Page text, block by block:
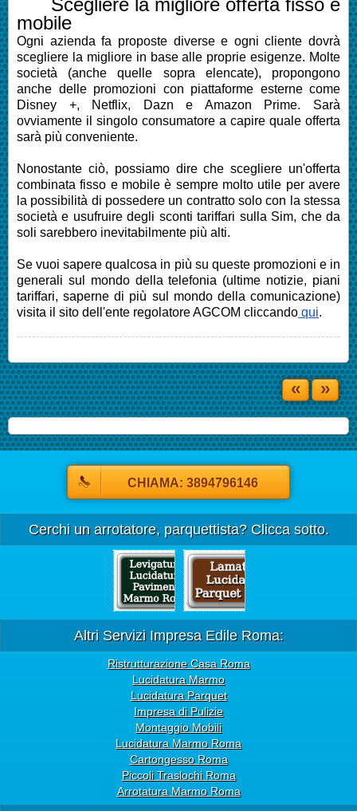
Scegliere la migliore offerta fisso e
mobile
Ogni azienda fa proposte diverse e ogni cliente dovrà
scegliere la migliore in base alle proprie esigenze. Molte
società (anche quelle sopra elencate), propongono
anche delle promozioni con piattaforme esterne come
Disney +, Netflix, Dazn e Amazon Prime. Sarà
ovviamente il singolo consumatore a capire quale offerta
sarà più conveniente.
Nonostante ciò, possiamo dire che scegliere un'offerta
combinata fisso e mobileè sempre molto utile per avere
la possibilità di possedere un contratto solo con la stessa
società e usufruire degli sconti tariffari sulla Sim, che da
soli sarebbero inevitabilmente più alti.
Se vuoi sapere qualcosa in più su queste promozioni e in
generali sul mondo della telefonia (ultime notizie, piani
tariffari, saperne di più sul mondo della comunicazione)
visita il sito dell'ente regolatoreAGCOM cliccando qui.
« »
CHIAMA: 3894796146
Cerchi un arrotatore, parquettista? Clicca sotto.
Altri Servizi Impresa Edile Roma:
Ristrutturazione Casa Roma
Lucidatura Marmo
Lucidatura Parquet
Impresa di Pulizie
Montaggio Mobili
Lucidatura Marmo Roma
Cartongesso Roma
Piccoli Traslochi Roma
Arrotatura Marmo Roma